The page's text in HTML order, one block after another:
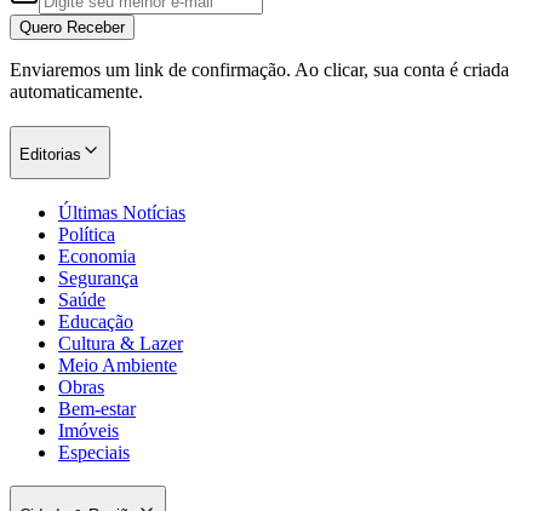
Quero Receber
Enviaremos um link de confirmação. Ao clicar, sua conta é criada
automaticamente.
Editorias
Últimas Notícias
Política
Economia
Segurança
Saúde
Educação
Cultura & Lazer
Meio Ambiente
Obras
Bem-estar
Imóveis
Especiais